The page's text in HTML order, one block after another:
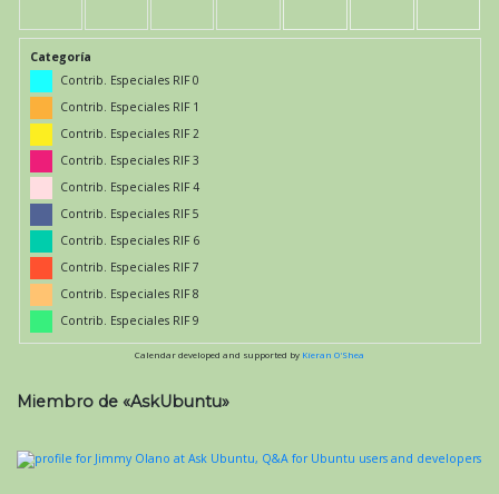
Categoría
Contrib. Especiales RIF 0
Contrib. Especiales RIF 1
Contrib. Especiales RIF 2
Contrib. Especiales RIF 3
Contrib. Especiales RIF 4
Contrib. Especiales RIF 5
Contrib. Especiales RIF 6
Contrib. Especiales RIF 7
Contrib. Especiales RIF 8
Contrib. Especiales RIF 9
Calendar developed and supported by Kieran O'Shea
Miembro de «AskUbuntu»